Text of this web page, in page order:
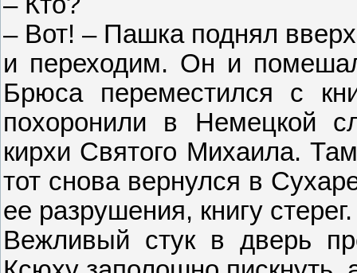
– Вот! – Пашка поднял
и переходим. Он и
Брюса переместился с
похоронили в Немецкой
кирхи Святого Михаила.
тот снова вернулся в
ее разрушения, книгу стерег.
Вежливый стук в дверь